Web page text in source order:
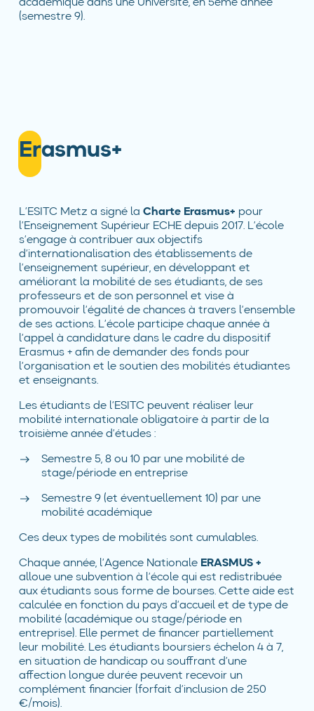
académique dans une Université, en 5ème année
(semestre 9).
Erasmus+
L’ESITC Metz a signé la Charte Erasmus+ pour
l’Enseignement Supérieur ECHE depuis 2017. L’école
s’engage à contribuer aux objectifs
d’internationalisation des établissements de
l’enseignement supérieur, en développant et
améliorant la mobilité de ses étudiants, de ses
professeurs et de son personnel et vise à
promouvoir l’égalité de chances à travers l’ensemble
de ses actions. L’école participe chaque année à
l’appel à candidature dans le cadre du dispositif
Erasmus + afin de demander des fonds pour
l’organisation et le soutien des mobilités étudiantes
et enseignants.
Les étudiants de l‘ESITC peuvent réaliser leur
mobilité internationale obligatoire à partir de la
troisième année d’études :
Semestre 5, 8 ou 10 par une mobilité de
stage/période en entreprise
Semestre 9 (et éventuellement 10) par une
mobilité académique
Ces deux types de mobilités sont cumulables.
Chaque année, l’Agence Nationale ERASMUS +
alloue une subvention à l’école qui est redistribuée
aux étudiants sous forme de bourses. Cette aide est
calculée en fonction du pays d’accueil et de type de
mobilité (académique ou stage/période en
entreprise). Elle permet de financer partiellement
leur mobilité. Les étudiants boursiers échelon 4 à 7,
en situation de handicap ou souffrant d’une
affection longue durée peuvent recevoir un
complément financier (forfait d’inclusion de 250
€/mois).